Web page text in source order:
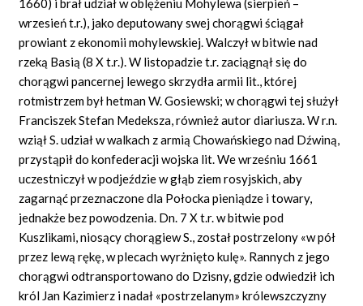
1660) i brał udział w oblężeniu Mohylewa (sierpień –
wrzesień t.r.), jako deputowany swej chorągwi ściągał
prowiant z ekonomii mohylewskiej. Walczył w bitwie nad
rzeką Basią (8 X t.r.). W listopadzie t.r. zaciągnął się do
chorągwi pancernej lewego skrzydła armii lit., której
rotmistrzem był hetman W. Gosiewski; w chorągwi tej służył
Franciszek Stefan Medeksza, również autor diariusza. W r.n.
wziął S. udział w walkach z armią Chowańskiego nad Dźwiną,
przystąpił do konfederacji wojska lit. We wrześniu 1661
uczestniczył w podjeździe w głąb ziem rosyjskich, aby
zagarnąć przeznaczone dla Połocka pieniądze i towary,
jednakże bez powodzenia. Dn. 7 X t.r. w bitwie pod
Kuszlikami, niosący chorągiew S., został postrzelony «w pół
przez lewą rękę, w plecach wyrżnięto kulę». Rannych z jego
chorągwi odtransportowano do Dzisny, gdzie odwiedził ich
król Jan Kazimierz i nadał «postrzelanym» królewszczyzny